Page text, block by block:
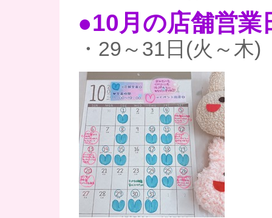
●10月 の店舗営業
・29～31日(火～木)